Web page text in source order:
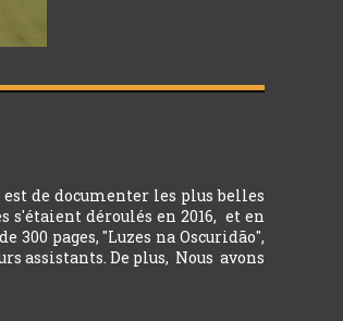
de documenter les plus belles
s'étaient déroulés en 2016, et en
pages, "Luzes na Oscuridão",
assistants. De plus, Nous avons